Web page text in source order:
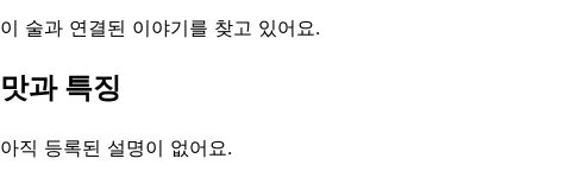
이 술과 연결된 이야기를 찾고 있어요.
맛과 특징
아직 등록된 설명이 없어요.